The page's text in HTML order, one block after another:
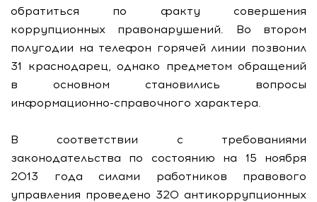
обратиться по факту совершения
коррупционных правонарушений. Во втором
полугодии на телефон горячей линии позвонил
31 краснодарец, однако предметом обращений
в основном становились вопросы
информационно-справочного характера.
В соответствии с требованиями
законодательства по состоянию на 15 ноября
2013 года силами работников правового
управления проведено 320 антикоррупционных